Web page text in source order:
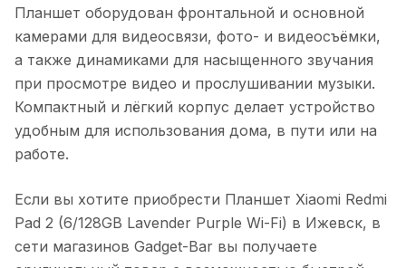
Планшет оборудован фронтальной и основной
камерами для видеосвязи, фото- и видеосъёмки,
а также динамиками для насыщенного звучания
при просмотре видео и прослушивании музыки.
Компактный и лёгкий корпус делает устройство
удобным для использования дома, в пути или на
работе.
Если вы хотите приобрести Планшет Xiaomi Redmi
Pad 2 (6/128GB Lavender Purple Wi-Fi) в Ижевск, в
сети магазинов Gadget-Bar вы получаете